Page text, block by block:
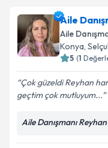
Aile
Aile
Konya,
5 (1
Çok güzeldi Reyhan
geçtim çok mutluyum...
Aile Danışmanı